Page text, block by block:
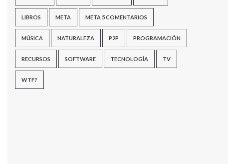
LIBROS META META 5 COMENTARIOS
MÚSICA NATURALEZA P2P PROGRAMACIÓN
RECURSOS SOFTWARE TECNOLOGÍA TV
WTF?